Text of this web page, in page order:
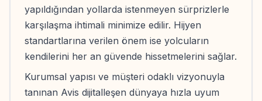
yapıldığından yollarda istenmeyen sürprizlerle
karşılaşma ihtimali minimize edilir. Hijyen
standartlarına verilen önem ise yolcuların
kendilerini her an güvende hissetmelerini sağlar.
Kurumsal yapısı ve müşteri odaklı vizyonuyla
tanınan Avis dijitalleşen dünyaya hızla uyum